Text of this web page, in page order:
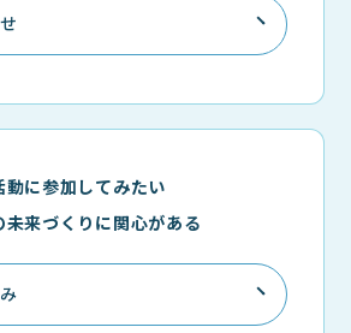
動に参加してみたい
来づくりに関心がある